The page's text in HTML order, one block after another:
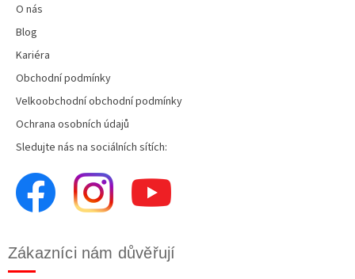
O nás
Blog
Kariéra
Obchodní podmínky
Velkoobchodní obchodní podmínky
Ochrana osobních údajů
Sledujte nás na sociálních sítích:
Zákazníci nám důvěřují